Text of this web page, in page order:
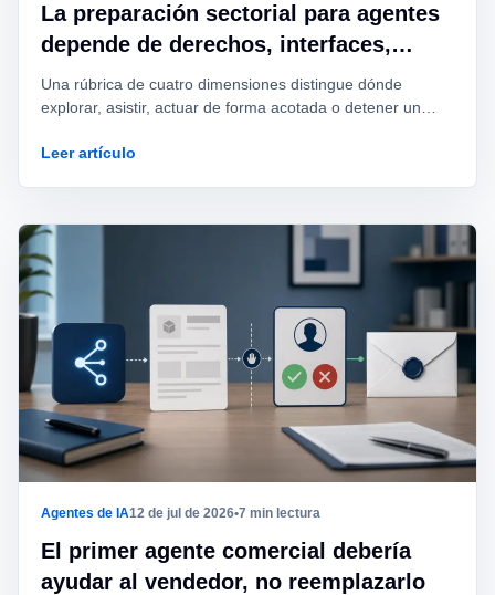
La preparación sectorial para agentes
depende de derechos, interfaces,
consecuencias y revisión
Una rúbrica de cuatro dimensiones distingue dónde
explorar, asistir, actuar de forma acotada o detener un
Leer artículo
Agentes de IA12 de jul de 2026•7 min lectura
El primer agente comercial debería
ayudar al vendedor, no reemplazarlo